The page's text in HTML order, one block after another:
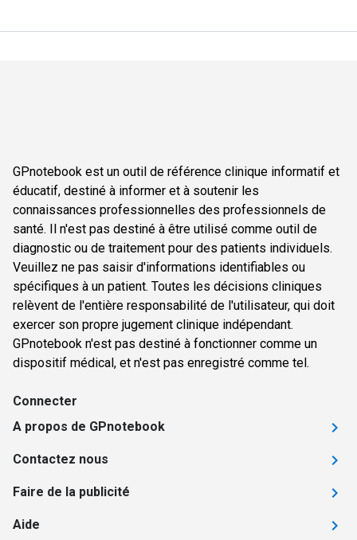
GPnotebook est un outil de référence clinique informatif et
éducatif, destiné à informer et à soutenir les
connaissances professionnelles des professionnels de
santé. Il n'est pas destiné à être utilisé comme outil de
diagnostic ou de traitement pour des patients individuels.
Veuillez ne pas saisir d'informations identifiables ou
spécifiques à un patient. Toutes les décisions cliniques
relèvent de l'entière responsabilité de l'utilisateur, qui doit
exercer son propre jugement clinique indépendant.
GPnotebook n'est pas destiné à fonctionner comme un
dispositif médical, et n'est pas enregistré comme tel.
Connecter
A propos de GPnotebook
Contactez nous
Faire de la publicité
Aide